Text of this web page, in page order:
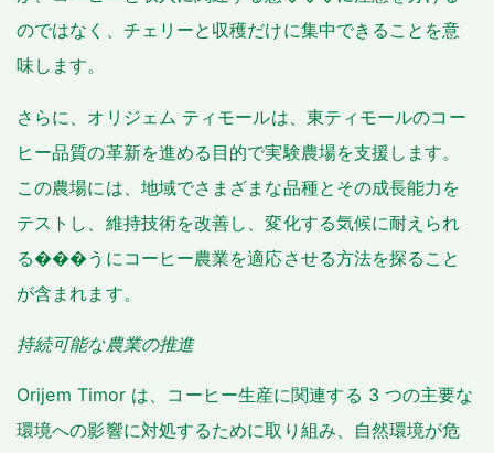
のではなく、チェリーと収穫だけに集中できることを意
味します。
さらに、オリジェム ティモールは、東ティモールのコー
ヒー品質の革新を進める目的で実験農場を支援します。
この農場には、地域でさまざまな品種とその成長能力を
テストし、維持技術を改善し、変化する気候に耐えられ
る���うにコーヒー農業を適応させる方法を探ること
が含まれます。
持続可能な農業の推進
Orijem Timor は、コーヒー生産に関連する 3 つの主要な
環境への影響に対処するために取り組み、自然環境が危